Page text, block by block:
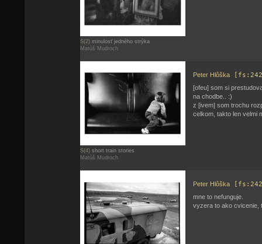
S(2) minulosť jedného strýka
Matúš Mudroch
S(4) short train stories
Matúš Mudroch
Peter Hlôška
[ofeu] som si
na chodbe.. :)
z [ivem] som trochu
celkom, takto len velmi
Peter Hlôška
mne to nefunguje.
vyzera to ako cvicenie,